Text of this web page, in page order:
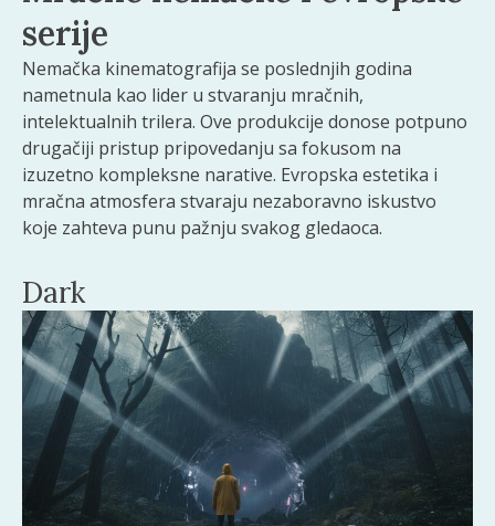
serije
Nemačka kinematografija se poslednjih godina
nametnula kao lider u stvaranju mračnih,
intelektualnih trilera. Ove produkcije donose potpuno
drugačiji pristup pripovedanju sa fokusom na
izuzetno kompleksne narative. Evropska estetika i
mračna atmosfera stvaraju nezaboravno iskustvo
koje zahteva punu pažnju svakog gledaoca.
Dark